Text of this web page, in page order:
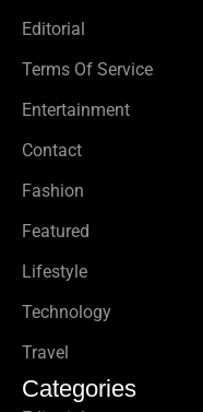
Editorial
Terms Of Service
Entertainment
Contact
Fashion
Featured
Lifestyle
Technology
Travel
Categories